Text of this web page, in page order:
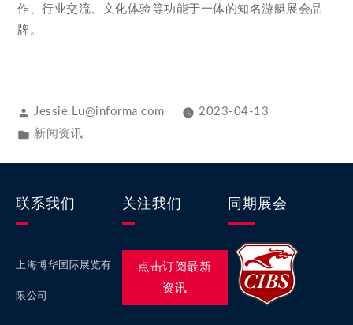
作、行业交流、文化体验等功能于一体的知名游艇展会品
牌。
Jessie.Lu@informa.com
2023-04-13
新闻资讯
联系我们
上海博华国际展览有
限公司
关注我们
点击订阅最新
资讯
同期展会